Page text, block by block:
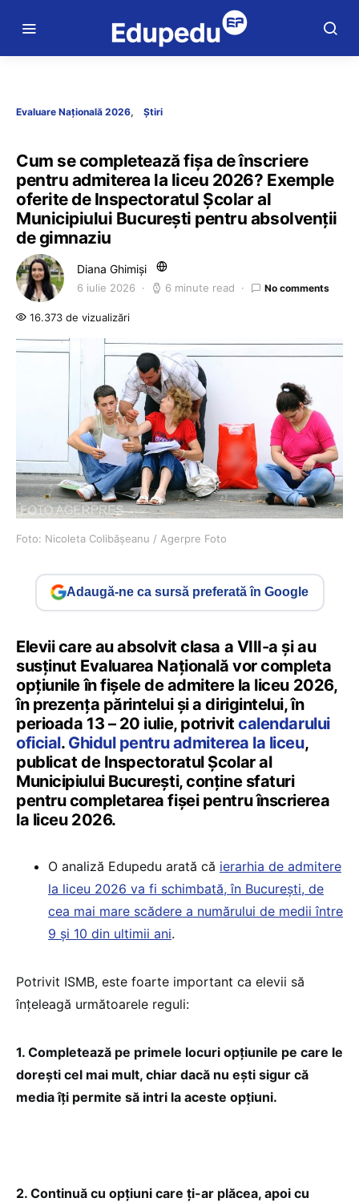
Evaluare Națională 2026 Știri
Cum se completează fișa de înscriere
pentru admiterea la liceu 2026? Exemple
oferite de Inspectoratul Școlar al
Municipiului București pentru absolvenții
de gimnaziu
Diana Ghimiși
6 iulie 2026 6 minute read No comments
16.373 de vizualizări
Foto: Nicoleta Colibășeanu / Agerpre Foto
Adaugă-ne ca sursă preferată în Google
Elevii care au absolvit clasa a VIII-a și au
susținut Evaluarea Națională vor completa
opțiunile în fișele de admitere la liceu 2026,
în prezența părintelui și a dirigintelui, în
perioada 13 – 20 iulie, potrivitcalendarului
oficial. Ghidul pentru admiterea la liceu,
publicat de Inspectoratul Școlar al
Municipiului București, conține sfaturi
pentru completarea fișei pentru înscrierea
la liceu 2026.
O analiză Edupedu arată că ierarhia de admitere
la liceu 2026 va fi schimbată, în București, de
cea mai mare scădere a numărului de medii între
9 și 10 din ultimii ani.
Potrivit ISMB, este foarte important ca elevii să
înțeleagă următoarele reguli:
1. Completează pe primele locuri opţiunile pe care le
doreşti cel mai mult, chiar dacă nu eşti sigur că
media îţi permite să intri la aceste opţiuni.
2. Continuă cu opţiuni care ţi-ar plăcea, apoi cu